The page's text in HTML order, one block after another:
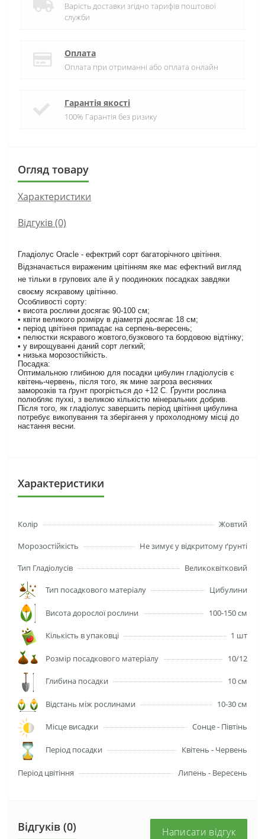
Варість доставки згідно тарифів поштової
служби
Оплата
Оплата при отриманні або оплата онлайн
Гарантія якості
100% Гарантія без ризику
Огляд товару
Характеристики
Відгуків (0)
Гладіолус Oracle - ефектрий сорт багаторічного цвітіння.
Відзначається вираженим цвітінням яке має ефектний вигляд
не тільки в групових але й у поодиноких посадках завдяки
своєму яскравому цвітінню.
Особливості сорту:
• висота рослини досягає 90-100 см;
• квіти великого розміру в діаметрі досягає 18 см;
• період цвітіння припадає на серпень-вересень;
• пелюстки яскравого жовтого,бузкового та бордовою відтінку;
• у вирощуванні даний сорт легкий;
• низька морозостійкість.
Посадка:
Оптимальною глибиною для посадки цибулин гладіолусів є
квітень-червень, після того, як мине загроза весняних
заморозків та ґрунт прогріється до +12 С. Ґрунти рослина
полюбляє пухкі, з великою кількістю мінеральних добрив.
Після того, як гладіолус завершить період цвітіння цибулина
потребує викопування та зберігання у прохолодному місці до
настання весни.
Характеристики
Колір Жовтий
Морозостійкість Не зимує у відкритому ґрунті
Тип Гладіолусів Великоквітковий
Тип посадкового матеріалу Цибулини
Висота дорослої рослини 100-150 см
Кількість в упаковці 1 шт
Розмір посадкового матеріалу 10/12
Глибина посадки 10 см
Відстань між рослинами 10-30 см
Місце висадки Сонце - Півтінь
Період посадки Квітень - Червень
Період цвітіння Липень - Вересень
Відгуків (0) Написати відгук